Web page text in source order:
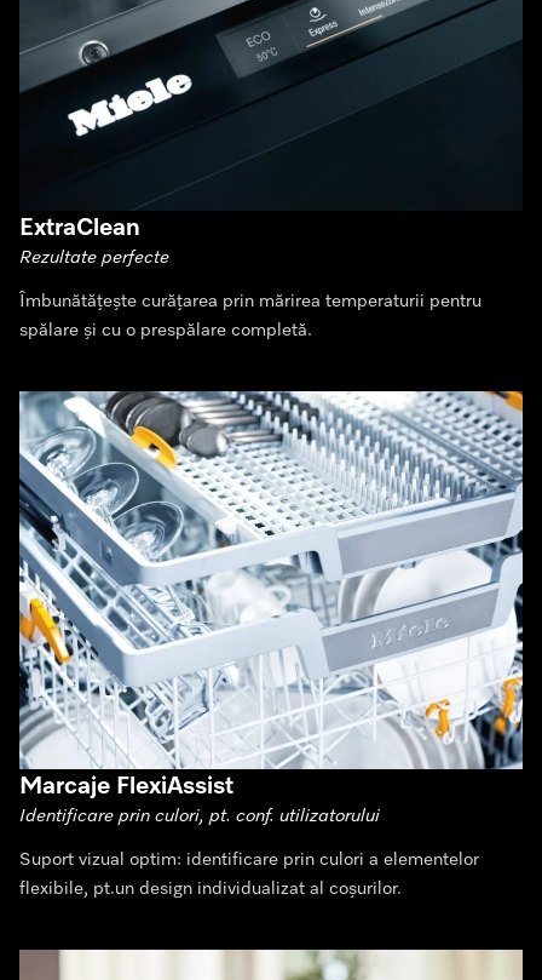
ExtraClean
Rezultate perfecte
Îmbunătățește curățarea prin mărirea temperaturii pentru
spălare și cu o prespălare completă.
Marcaje FlexiAssist
Identificare prin culori, pt. conf. utilizatorului
Suport vizual optim: identificare prin culori a elementelor
flexibile, pt.un design individualizat al coșurilor.